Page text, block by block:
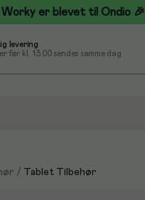
Worky er blevet til Ondio 🎉
levering
før kl. 13.00 sendes samme dag
/ Tablet Tilbehør